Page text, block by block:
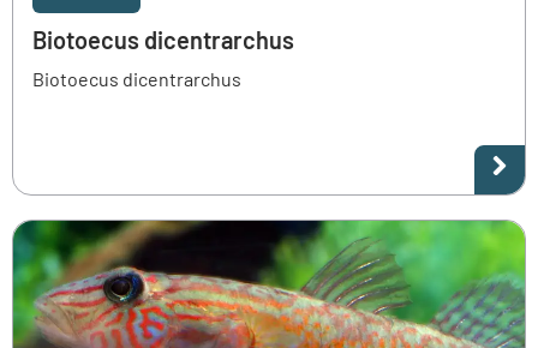
Biotoecus dicentrarchus
Biotoecus dicentrarchus